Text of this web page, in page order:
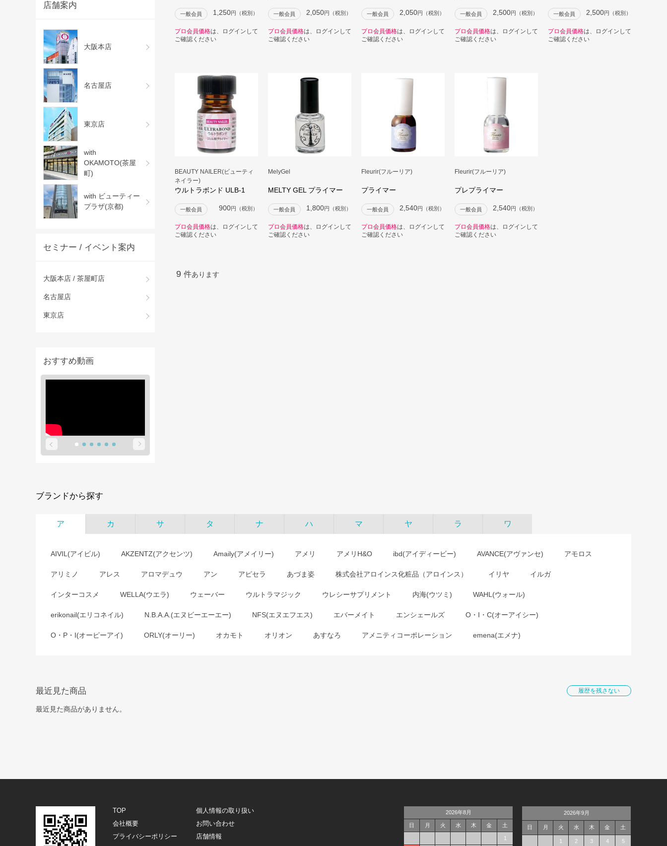
店舗案内
大阪本店
名古屋店
東京店
with
OKAMOTO(茶屋
町)
with ビューティー
プラザ(京都)
セミナー / イベント案内
大阪本店 / 茶屋町店
名古屋店
東京店
おすすめ動画
一般会員 1,250円（税別）
プロ会員価格は、ログインして
ご確認ください
一般会員 2,050円（税別）
プロ会員価格は、ログインして
ご確認ください
一般会員 2,050円（税別）
プロ会員価格は、ログインして
ご確認ください
一般会員 2,500円（税別）
プロ会員価格は、ログインして
ご確認ください
一般会員 2,500円（税別）
プロ会員価格は、ログインして
ご確認ください
BEAUTY NAILER(ビューティ
ネイラー)
ウルトラボンド ULB-1
一般会員 900円（税別）
プロ会員価格は、ログインして
ご確認ください
MelyGel
MELTY GEL プライマー
一般会員 1,800円（税別）
プロ会員価格は、ログインして
ご確認ください
Fleurir(フルーリア)
プライマー
一般会員 2,540円（税別）
プロ会員価格は、ログインして
ご確認ください
Fleurir(フルーリア)
プレプライマー
一般会員 2,540円（税別）
プロ会員価格は、ログインして
ご確認ください
9 件あります
ブランドから探す
ア カ サ タ ナ ハ マ ヤ ラ ワ
AIVIL(アイビル) AKZENTZ(アクセンツ) Amaily(アメイリー) アメリ アメリH&O ibd(アイディービー) AVANCE(アヴァンセ) アモロス
アリミノ アレス アロマデュウ アン アピセラ あづま姿 株式会社アロインス化粧品（アロインス） イリヤ イルガ
インターコスメ WELLA(ウエラ) ウェーバー ウルトラマジック ウレシーサプリメント 内海(ウツミ) WAHL(ウォール)
erikonail(エリコネイル) N.B.A.A.(エヌビーエーエー) NFS(エヌエフエス) エバーメイト エンシェールズ O・I・C(オーアイシー)
O・P・I(オーピーアイ) ORLY(オーリー) オカモト オリオン あすなろ アメニティコーポレーション emena(エメナ)
最近見た商品 履歴を残さない
最近見た商品がありません。
TOP
個人情報の取り扱い
会社概要
お問い合わせ
プライバシーポリシー
店舗情報
2026年8月
日 月 火 水 木 金 土
1
2026年9月
日 月 火 水 木 金 土
1 2 3 4 5